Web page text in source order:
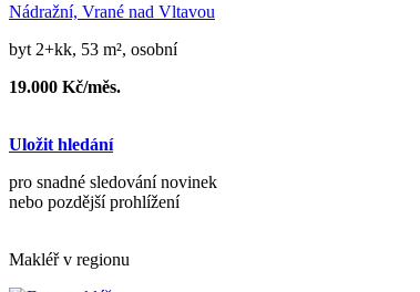
Nádražní, Vrané nad Vltavou
byt 2+kk, 53 m², osobní
19.000 Kč/měs.
Uložit hledání
pro snadné sledování novinek
nebo pozdější prohlížení
Makléř v regionu